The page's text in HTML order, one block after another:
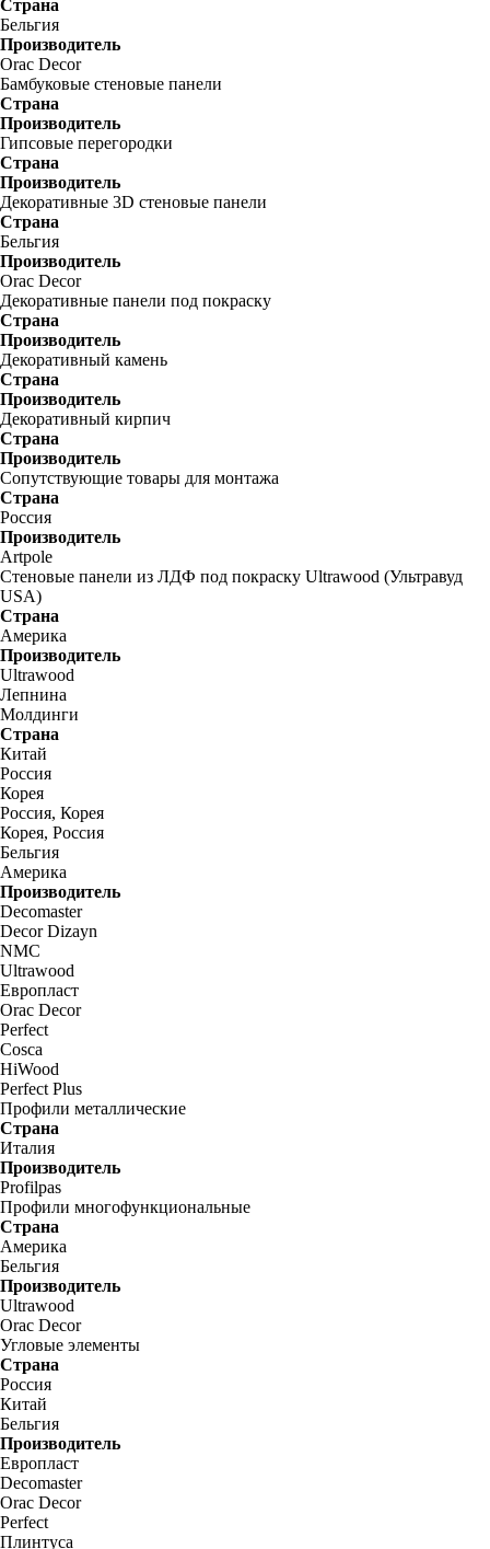
Страна
Бельгия
Производитель
Orac Decor
Бамбуковые стеновые панели
Страна
Производитель
Гипсовые перегородки
Страна
Производитель
Декоративные 3D стеновые панели
Страна
Бельгия
Производитель
Orac Decor
Декоративные панели под покраску
Страна
Производитель
Декоративный камень
Страна
Производитель
Декоративный кирпич
Страна
Производитель
Сопутствующие товары для монтажа
Страна
Россия
Производитель
Artpole
Стеновые панели из ЛДФ под покраску Ultrawood (Ультравуд
USA)
Страна
Америка
Производитель
Ultrawood
Лепнина
Молдинги
Страна
Китай
Россия
Корея
Россия, Корея
Корея, Россия
Бельгия
Америка
Производитель
Decomaster
Decor Dizayn
NMC
Ultrawood
Европласт
Orac Decor
Perfect
Cosca
HiWood
Perfect Plus
Профили металлические
Страна
Италия
Производитель
Profilpas
Профили многофункциональные
Страна
Америка
Бельгия
Производитель
Ultrawood
Orac Decor
Угловые элементы
Страна
Россия
Китай
Бельгия
Производитель
Европласт
Decomaster
Orac Decor
Perfect
Плинтуса